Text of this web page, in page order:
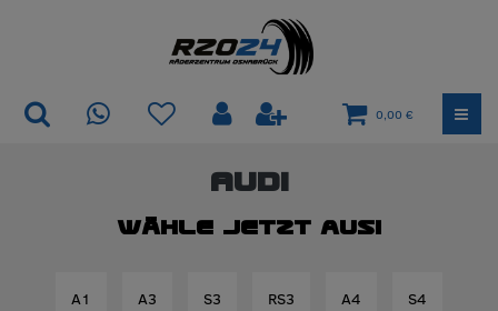
0,00 €
Audi
Wähle jetzt aus!
A1 A3 S3 RS3 A4 S4